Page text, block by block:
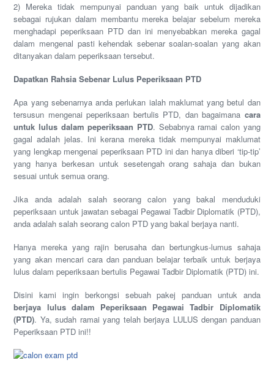
2) Mereka tidak mempunyai panduan yang baik untuk dijadikan
sebagai rujukan dalam membantu mereka belajar sebelum mereka
menghadapi peperiksaan PTD dan ini menyebabkan mereka gagal
dalam mengenal pasti kehendak sebenar soalan-soalan yang akan
ditanyakan dalam peperiksaan tersebut.
Dapatkan Rahsia Sebenar Lulus Peperiksaan PTD
Apa yang sebenarnya anda perlukan ialah maklumat yang betul dan
tersusun mengenai peperiksaan bertulis PTD, dan bagaimana cara
untuk lulus dalam peperiksaan PTD. Sebabnya ramai calon yang
gagal adalah jelas. Ini kerana mereka tidak mempunyai maklumat
yang lengkap mengenai peperiksaan PTD ini dan hanya diberi ‘tip-tip’
yang hanya berkesan untuk sesetengah orang sahaja dan bukan
sesuai untuk semua orang.
Jika anda adalah salah seorang calon yang bakal menduduki
peperiksaan untuk jawatan sebagai Pegawai Tadbir Diplomatik (PTD),
anda adalah salah seorang calon PTD yang bakal berjaya nanti.
Hanya mereka yang rajin berusaha dan bertungkus-lumus sahaja
yang akan mencari cara dan panduan belajar terbaik untuk berjaya
lulus dalam peperiksaan bertulis Pegawai Tadbir Diplomatik (PTD) ini.
Disini kami ingin berkongsi sebuah pakej panduan untuk anda
berjaya lulus dalam Peperiksaan Pegawai Tadbir Diplomatik
(PTD). Ya, sudah ramai yang telah berjaya LULUS dengan panduan
Peperiksaan PTD ini!!